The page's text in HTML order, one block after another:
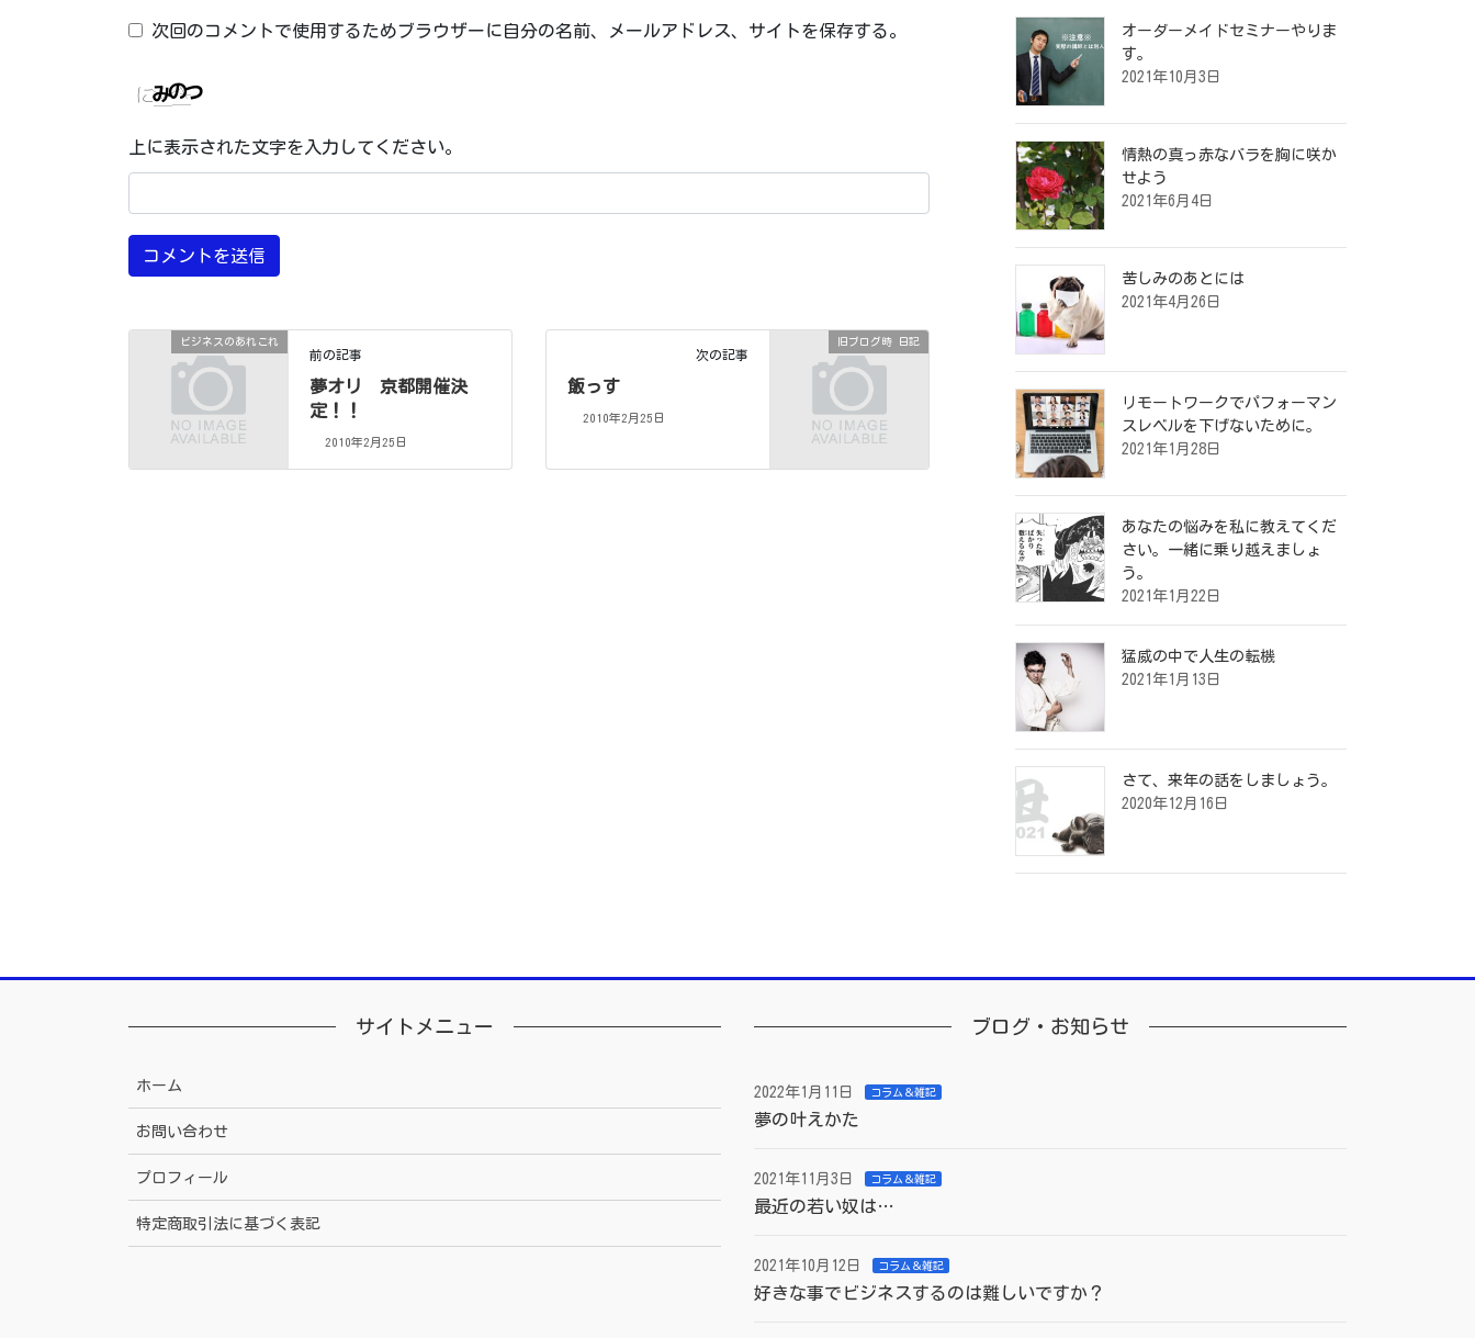
次回のコメントで使用するためブラウザーに自分の名前、メールアドレス、サイトを保存する。
上に表示された文字を入力してください。
ビジネスのあれこれ
前の記事
夢オリ 京都開催決
定！！
2010年2月25日
旧ブログ時 日記
次の記事
飯っす
2010年2月25日
オーダーメイドセミナーやりま
す。
2021年10月3日
情熱の真っ赤なバラを胸に咲か
せよう
2021年6月4日
苦しみのあとには
2021年4月26日
リモートワークでパフォーマン
スレベルを下げないために。
2021年1月28日
あなたの悩みを私に教えてくだ
さい。一緒に乗り越えましょ
う。
2021年1月22日
猛威の中で人生の転機
2021年1月13日
さて、来年の話をしましょう。
2020年12月16日
サイトメニュー
ホーム
お問い合わせ
プロフィール
特定商取引法に基づく表記
ブログ・お知らせ
2022年1月11日 コラム＆雑記
夢の叶えかた
2021年11月3日 コラム＆雑記
最近の若い奴は…
2021年10月12日 コラム＆雑記
好きな事でビジネスするのは難しいですか？